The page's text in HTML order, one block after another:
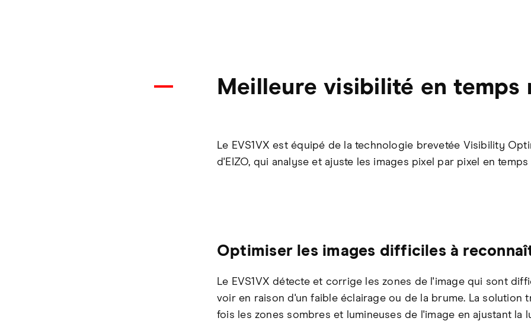
Meilleure visibilité en temps
Le EVS1VX est équipé de la technologie brevetée Visibility
d'EIZO, qui analyse et ajuste les images pixel par pixel en temps
Optimiser les images difficiles à
Le EVS1VX détecte et corrige les zones de l'image qui sont
voir en raison d'un faible éclairage ou de la brume. La solution
fois les zones sombres et lumineuses de l'image en ajustant la